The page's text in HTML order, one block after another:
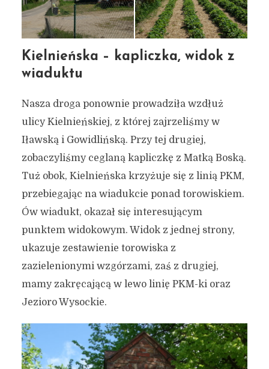
Kielnieńska – kapliczka, widok z
wiaduktu
Nasza droga ponownie prowadziła wzdłuż
ulicy Kielnieńskiej, z której zajrzeliśmy w
Iławską i Gowidlińską. Przy tej drugiej,
zobaczyliśmy ceglaną kapliczkę z Matką Boską.
Tuż obok, Kielnieńska krzyżuje się z linią PKM,
przebiegając na wiadukcie ponad torowiskiem.
Ów wiadukt, okazał się interesującym
punktem widokowym. Widok z jednej strony,
ukazuje zestawienie torowiska z
zazielenionymi wzgórzami, zaś z drugiej,
mamy zakręcającą w lewo linię PKM-ki oraz
Jezioro Wysockie.